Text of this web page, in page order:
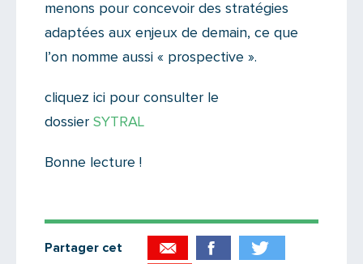
menons pour concevoir des stratégies
adaptées aux enjeux de demain, ce que
l’on nomme aussi « prospective ».
cliquez ici pour consulter le
dossier SYTRAL
Bonne lecture !
Partager cet